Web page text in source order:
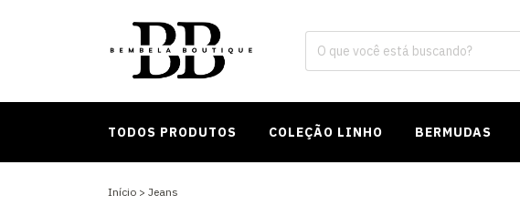
TODOS PRODUTOS COLEÇÃO LINHO BERMUDAS
Início > Jeans